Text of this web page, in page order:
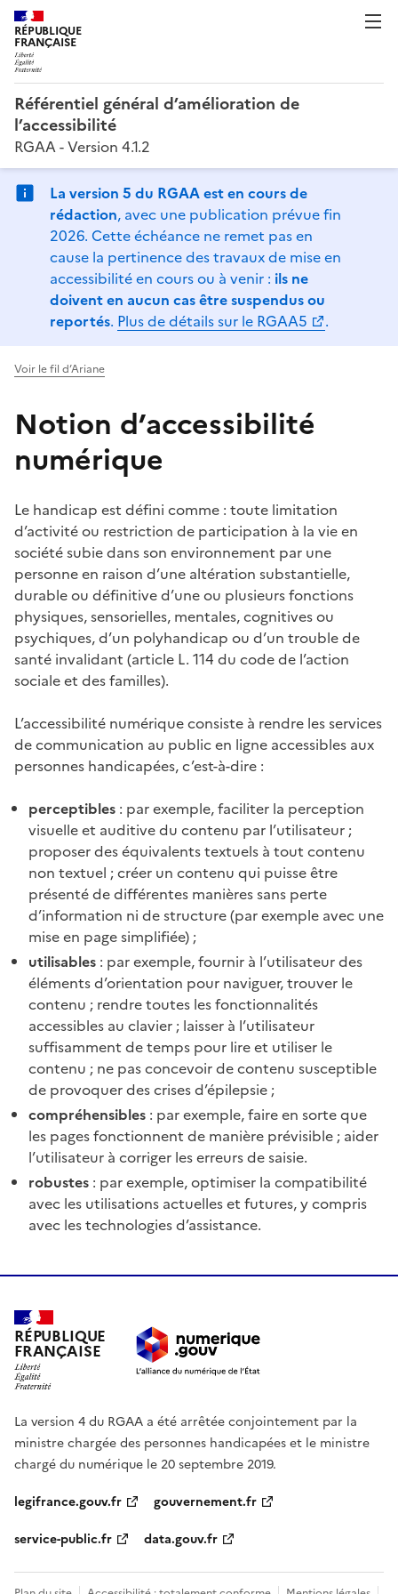
RÉPUBLIQUE
FRANÇAISE
Référentiel général d’amélioration de
l’accessibilité
RGAA - Version 4.1.2
La version 5 du RGAA est en cours de
rédaction, avec une publication prévue fin
2026. Cette échéance ne remet pas en
cause la pertinence des travaux de mise en
accessibilité en cours ou à venir : ils ne
doivent en aucun cas être suspendus ou
reportés. Plus de détails sur le RGAA5 .
Voir le fil d’Ariane
Notion d’accessibilité
numérique
Le handicap est défini comme : toute limitation
d’activité ou restriction de participation à la vie en
société subie dans son environnement par une
personne en raison d’une altération substantielle,
durable ou définitive d’une ou plusieurs fonctions
physiques, sensorielles, mentales, cognitives ou
psychiques, d’un polyhandicap ou d’un trouble de
santé invalidant (article L. 114 du code de l’action
sociale et des familles).
L’accessibilité numérique consiste à rendre les services
de communication au public en ligne accessibles aux
personnes handicapées, c’est-à-dire :
perceptibles : par exemple, faciliter la perception
visuelle et auditive du contenu par l’utilisateur ;
proposer des équivalents textuels à tout contenu
non textuel ; créer un contenu qui puisse être
présenté de différentes manières sans perte
d’information ni de structure (par exemple avec une
mise en page simplifiée) ;
utilisables : par exemple, fournir à l’utilisateur des
éléments d’orientation pour naviguer, trouver le
contenu ; rendre toutes les fonctionnalités
accessibles au clavier ; laisser à l’utilisateur
suffisamment de temps pour lire et utiliser le
contenu ; ne pas concevoir de contenu susceptible
de provoquer des crises d’épilepsie ;
compréhensibles : par exemple, faire en sorte que
les pages fonctionnent de manière prévisible ; aider
l’utilisateur à corriger les erreurs de saisie.
robustes : par exemple, optimiser la compatibilité
avec les utilisations actuelles et futures, y compris
avec les technologies d’assistance.
RÉPUBLIQUE
FRANÇAISE
La version 4 du RGAA a été arrêtée conjointement par la
ministre chargée des personnes handicapées et le ministre
chargé du numérique le 20 septembre 2019.
legifrance.gouv.fr
gouvernement.fr
service-public.fr
data.gouv.fr